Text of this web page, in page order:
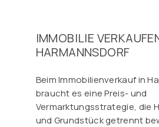
IMMOBILIE
HARMANNSDORF
Beim Immobilienverkauf in
braucht es eine Preis- und
Vermarktungsstrategie, die
und Grundstück getrennt